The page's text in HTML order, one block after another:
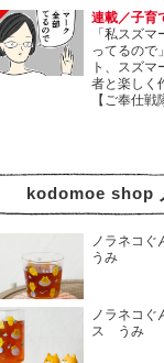
連載／子育
「私スズ
ってるので
ト、スズマ
者と楽しく
【ご奉仕
kodomoe shop
ノラネコぐ
うみ
ノラネコぐ
ス うみ